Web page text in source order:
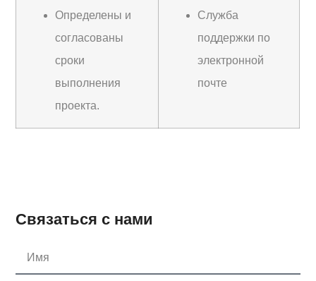
Определены и
согласованы
сроки
выполнения
проекта.
Служба
поддержки по
электронной
почте
Связаться с нами